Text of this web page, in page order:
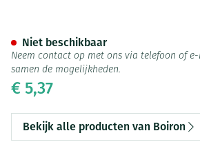
€ 5,37
Niet beschikbaar
Neem contact op met ons via telefoon of
samen de mogelijkheden.
Bekijk alle producten van Boiron